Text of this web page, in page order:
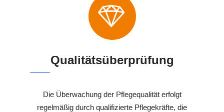
Qualitätsüberprüfung
Die Überwachung der Pflegequalität erfolgt
regelmäßig durch qualifizierte Pflegekräfte, die